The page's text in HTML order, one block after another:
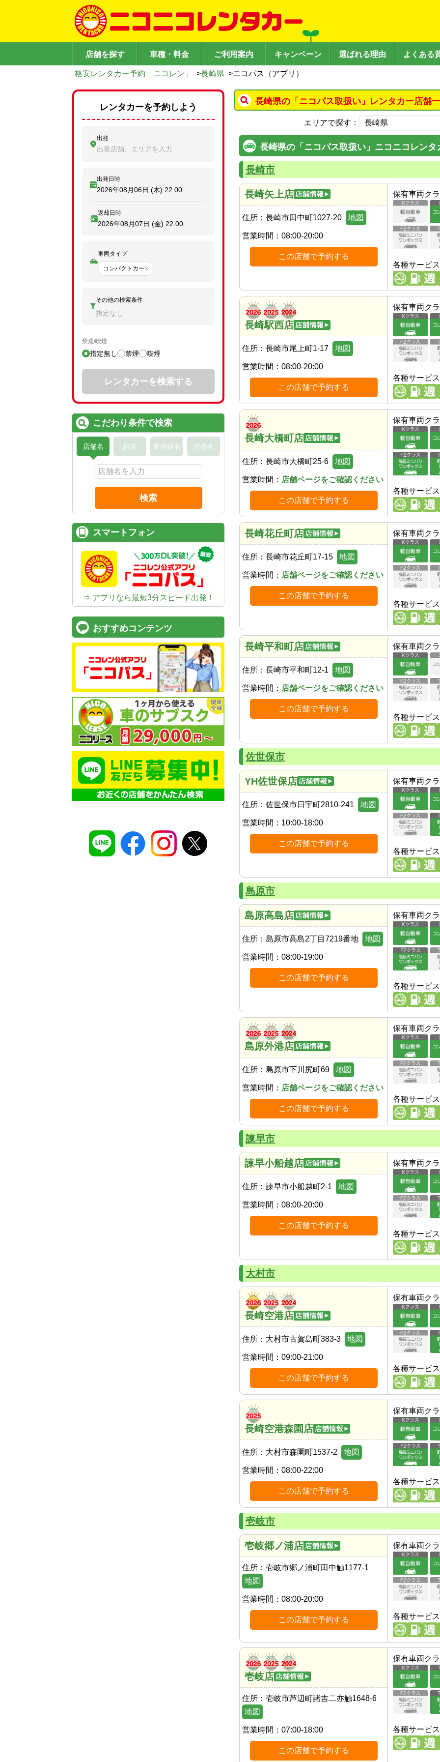
店舗を探す 車種・料金 ご利用案内 キャンペーン 選ばれる理由 よくある
格安レンタカー予約「ニコレン」 >長崎県 >ニコパス（アプリ）
長崎県の「ニコパス取扱い」レンタカー店舗
エリアで探す：
長崎県の「ニコパス取扱い」ニコニコレンタ
長崎市
長崎矢上店
住所： 長崎市田中町1027-20 地図
営業時間： 08:00-20:00
この店舗で予約する
保有車両ク
各種サービス
長崎駅西店
住所： 長崎市尾上町1-17 地図
営業時間： 08:00-20:00
この店舗で予約する
保有車両ク
各種サービス
長崎大橋町店
住所： 長崎市大橋町25-6 地図
営業時間： 店舗ページをご確認ください
この店舗で予約する
保有車両ク
各種サービス
長崎花丘町店
住所： 長崎市花丘町17-15 地図
営業時間： 店舗ページをご確認ください
この店舗で予約する
保有車両ク
各種サービス
長崎平和町店
住所： 長崎市平和町12-1 地図
営業時間： 店舗ページをご確認ください
この店舗で予約する
保有車両ク
各種サービス
佐世保市
YH佐世保店
住所： 佐世保市日宇町2810-241 地図
営業時間： 10:00-18:00
この店舗で予約する
保有車両ク
各種サービス
島原市
島原高島店
住所： 島原市高島2丁目7219番地 地図
営業時間： 08:00-19:00
この店舗で予約する
保有車両ク
各種サービス
島原外港店
住所： 島原市下川尻町69 地図
営業時間： 店舗ページをご確認ください
この店舗で予約する
保有車両ク
各種サービス
諫早市
諫早小船越店
住所： 諫早市小船越町2-1 地図
営業時間： 08:00-20:00
この店舗で予約する
保有車両ク
各種サービス
大村市
長崎空港店
住所： 大村市古賀島町383-3 地図
営業時間： 09:00-21:00
この店舗で予約する
保有車両ク
各種サービス
長崎空港森園店
住所： 大村市森園町1537-2 地図
営業時間： 08:00-22:00
この店舗で予約する
保有車両ク
各種サービス
壱岐市
壱岐郷ノ浦店
住所： 壱岐市郷ノ浦町田中触1177-1
地図
営業時間： 08:00-20:00
この店舗で予約する
保有車両ク
各種サービス
壱岐店
住所： 壱岐市芦辺町諸吉二亦触1648-6
地図
営業時間： 07:00-18:00
この店舗で予約する
保有車両ク
各種サービス
レンタカーを予約しよう
出発
出発店舗、エリアを入力
出発日時
2026年08月06日 (木) 22:00
返却日時
2026年08月07日 (金) 22:00
車両タイプ
コンパクトカー
その他の検索条件
指定なし
禁煙/喫煙
指定無し 禁煙 喫煙
レンタカーを検索する
こだわり条件で検索
店舗名 駅名 新幹線名 空港名
検索
スマートフォン
⇒ アプリなら最短3分スピード出発！
おすすめコンテンツ